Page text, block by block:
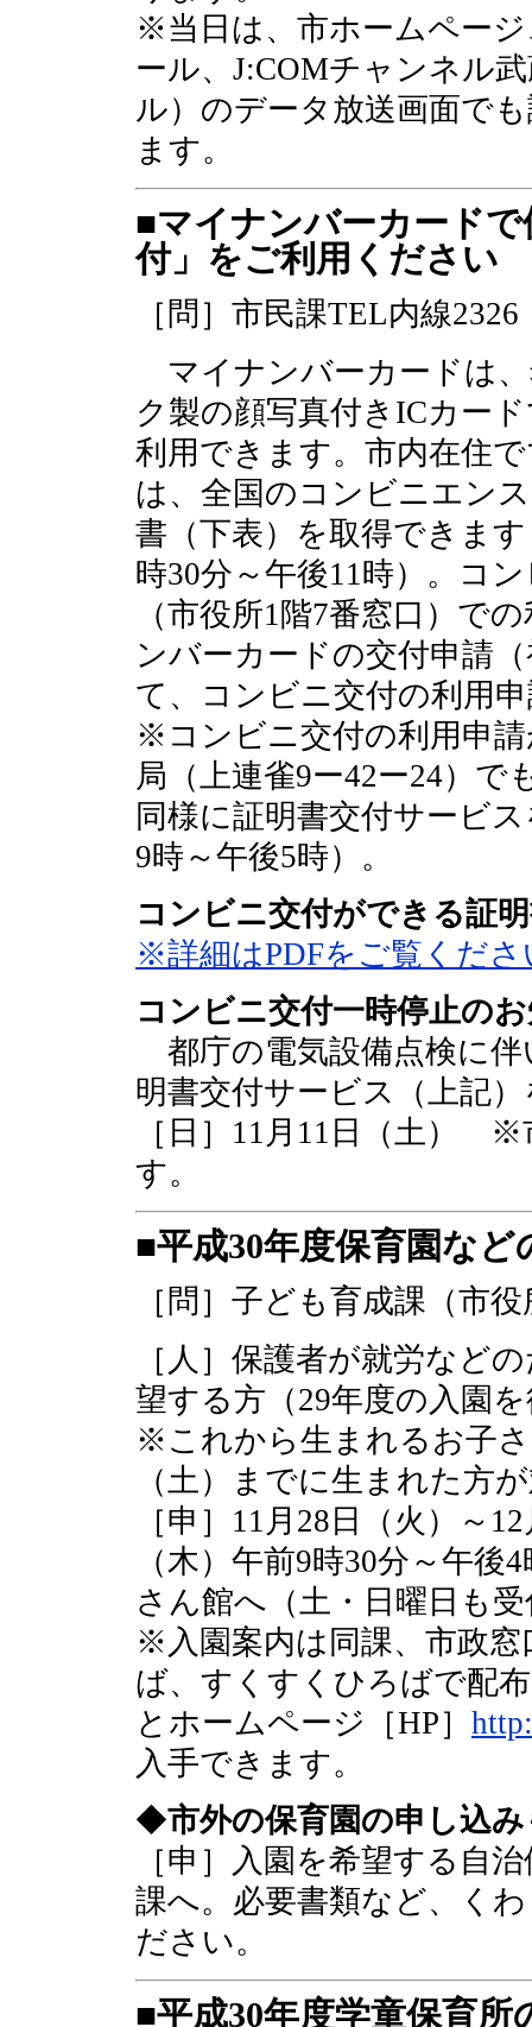
※当日は、市ホームペー
ール、J:COMチャンネル
ル）のデータ放送画面で
ます。
■マイナンバーカード
付」をご利用ください
［問］市民課TEL内線2326
マイナンバーカードは
ク製の顔写真付きICカー
利用できます。市内在住
は、全国のコンビニエン
書（下表）を取得できま
時30分～午後11時）。コ
（市役所1階7番窓口）で
ンバーカードの交付申請
て、コンビニ交付の利用
※コンビニ交付の利用申
局（上連雀9ー42ー24）
同様に証明書交付サービ
9時～午後5時）。
コンビニ交付ができる証
※詳細はPDFをご覧くださ
コンビニ交付一時停止の
都庁の電気設備点検に
明書交付サービス（上記
［日］11月11日（土） ※
す。
■平成30年度保育園など
［問］子ども育成課（市
［人］保護者が就労など
望する方（29年度の入園
※これから生まれるお子
（土）までに生まれた方
［申］11月28日（火）～
（木）午前9時30分～午
さん館へ（土・日曜日も
※入園案内は同課、市政
ば、すくすくひろばで配
とホームページ［HP］
入手できます。
◆市外の保育園の申し込
［申］入園を希望する自
課へ。必要書類など、く
ださい。
■平成30年度学童保育所